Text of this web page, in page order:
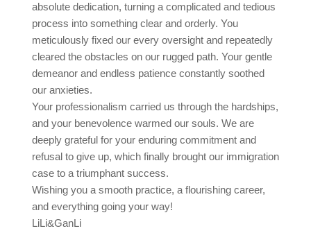
absolute dedication, turning a complicated and tedious
process into something clear and orderly. You
meticulously fixed our every oversight and repeatedly
cleared the obstacles on our rugged path. Your gentle
demeanor and endless patience constantly soothed
our anxieties.
Your professionalism carried us through the hardships,
and your benevolence warmed our souls. We are
deeply grateful for your enduring commitment and
refusal to give up, which finally brought our immigration
case to a triumphant success.
Wishing you a smooth practice, a flourishing career,
and everything going your way!
LiLi&GanLi